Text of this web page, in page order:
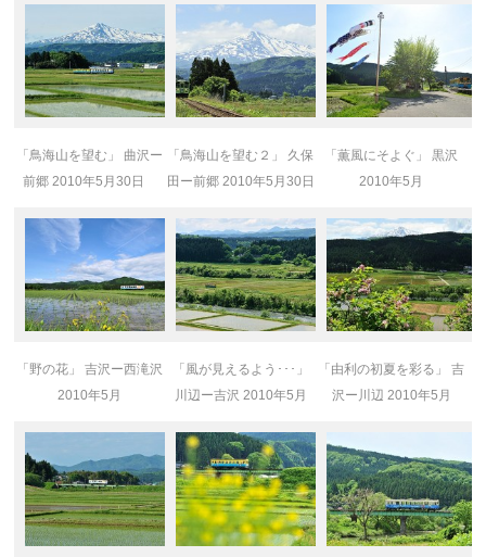
「鳥海山を望む」 曲沢ー
前郷 2010年5月30日
「鳥海山を望む２」 久保
田ー前郷 2010年5月30日
「薫風にそよぐ」 黒沢
2010年5月
「野の花」 吉沢ー西滝沢
2010年5月
「風が見えるよう･･･」
川辺ー吉沢 2010年5月
「由利の初夏を彩る」 吉
沢ー川辺 2010年5月